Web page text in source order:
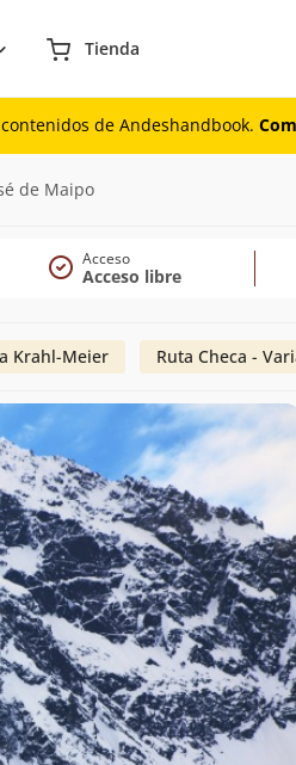
Tienda
de Andeshandbook.
de Maipo
Acceso
Acceso libre
Krahl-Meier Ruta Checa -